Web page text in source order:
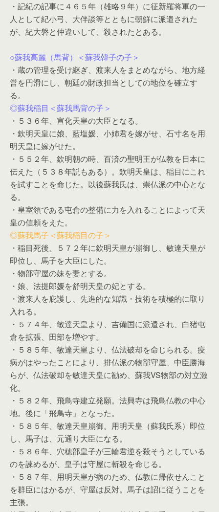
・記紀の記事に４６５年（雄略９年）に征新羅将軍の一
人として紀小弓、大伴談等とともに朝鮮に派遣された
が、紀大磐と仲違いして、殺されたとある。
○蘇我高麗（馬背）＜蘇我韓子の子＞
・蔵の管理を受け継ぎ、渡来人をまとめながら、地方経
営を円滑にし、朝廷の財政担当としての地位を確立す
る。
◎蘇我稲目＜蘇我馬背の子＞
・５３６年、宣化天皇の大臣となる。
・欽明天皇に娘、藍塩媛、小姉君を嫁がせ、石寸名を用
明天皇に嫁がせた。
・５５２年、欽明朝の時、百済の聖明王が仏教を日本に
伝えた（５３８年説もある）。欽明天皇は、稲目にこれ
を試すことを命じた。以後蘇我氏は、崇仏派の中心とな
る。
・皇室領である屯倉の整備に力を入れることによって天
皇の信頼をえた。
◎蘇我馬子＜蘇我稲目の子＞
・稲目死後、５７２年に欽明天皇が崩御し、敏達天皇が
即位し、馬子を大臣にした。
・物部守屋の妹を妻とする。
・娘、法提郎媛を舒明天皇の妃とする。
・渡来人を庇護し、先進的な知識・技術を積極的に取り
入れる。
・５７４年、敏達天皇より、吉備国に派遣され、白猪屯
倉を拡張、田部を増やす。
・５８５年、敏達天皇より、仏法破却を命じられる。疫
病がはやったことにより、排仏派の物部守屋、中臣勝海
らが、仏法破却を敏達天皇に勧め、蘇我VS物部の対立激
化。
・５８２年、飛鳥寺建立発願。法興寺は飛鳥仏教の中心
地。後に「飛鳥寺」となった。
・５８５年、敏達天皇崩御。用明天皇（蘇我氏系）即位
し、馬子は、元通り大臣になる。
・５８６年、穴穂部皇子が三輪君逆を殺そうとしている
のを諫めるが、皇子は守屋に斬殺を命じる。
・５８７年、用明天皇が病のため、仏教に帰依せんこと
を群臣にはかるが、守屋は反対。馬子は詔に従うことを
主張。